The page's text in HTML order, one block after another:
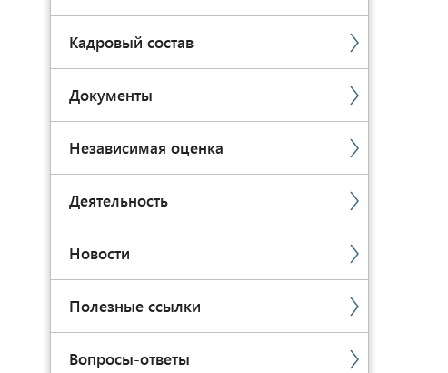
Кадровый состав
Документы
Независимая оценка
Деятельность
Новости
Полезные ссылки
Вопросы-ответы